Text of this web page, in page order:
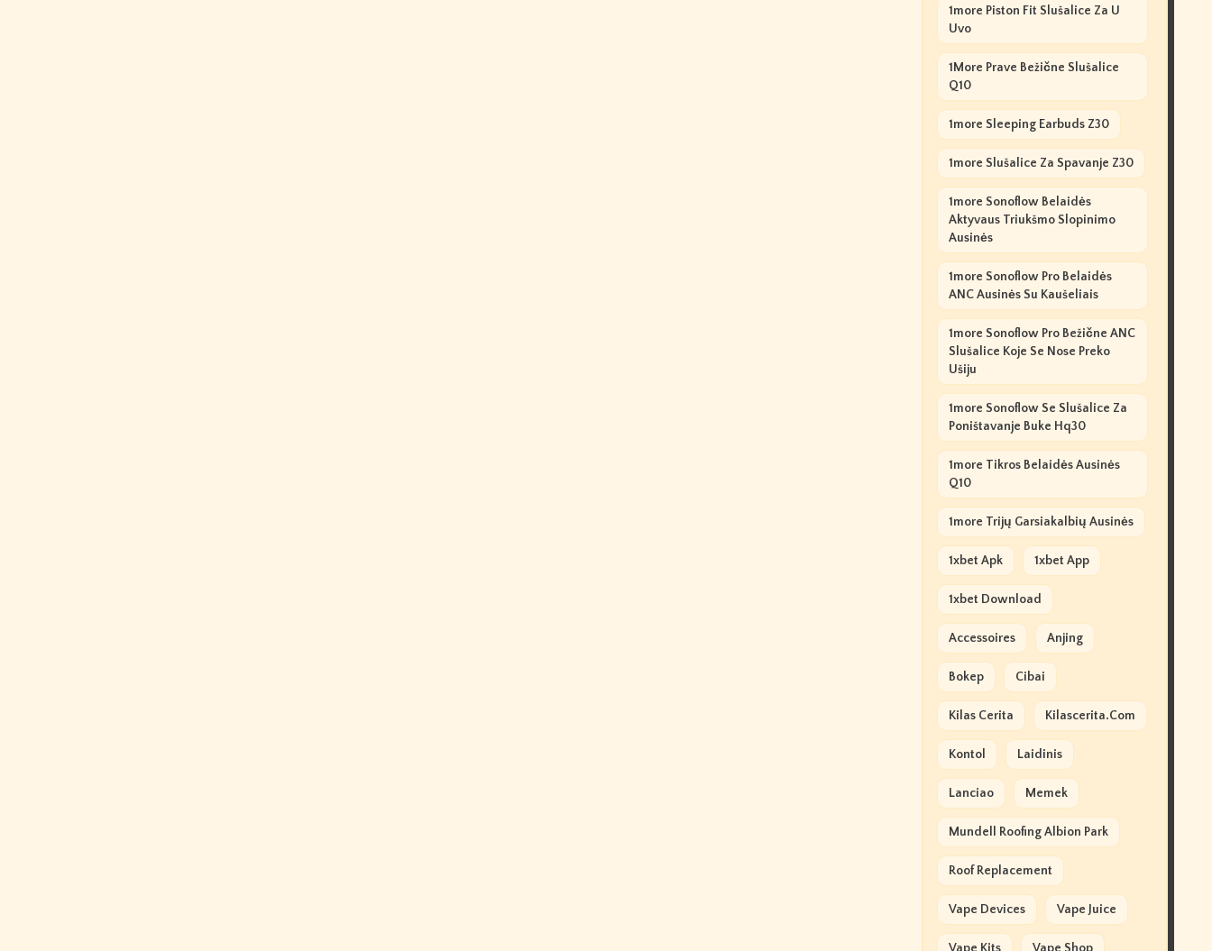
1more Piston Fit Slušalice Za U
Uvo
1More Prave Bežične Slušalice
Q10
1more Sleeping Earbuds Z30
1more Slušalice Za Spavanje Z30
1more Sonoflow Belaidės
Aktyvaus Triukšmo Slopinimo
Ausinės
1more Sonoflow Pro Belaidės
ANC Ausinės Su Kaušeliais
1more Sonoflow Pro Bežične ANC
Slušalice Koje Se Nose Preko
Ušiju
1more Sonoflow Se Slušalice Za
Poništavanje Buke Hq30
1more Tikros Belaidės Ausinės
Q10
1more Trijų Garsiakalbių Ausinės
1xbet Apk 1xbet App
1xbet Download
Accessoires Anjing
Bokep Cibai
Kilas Cerita Kilascerita.com
Kontol Laidinis
Lanciao Memek
Mundell Roofing Albion Park
Roof Replacement
Vape Devices Vape Juice